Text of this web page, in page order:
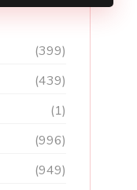
(399)
(439)
(1)
(996)
(949)